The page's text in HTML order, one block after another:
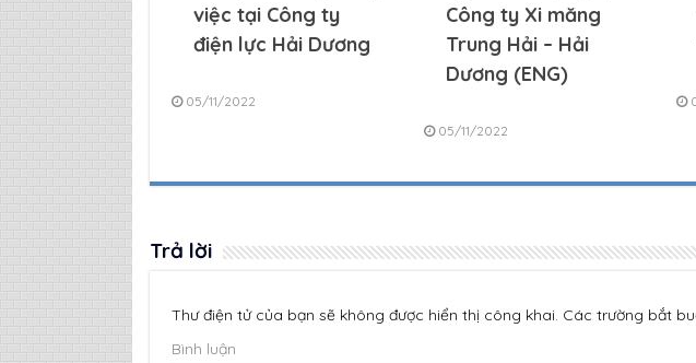
việc tại Công ty
điện lực Hải Dương
05/11/2022
Công ty Xi măng
Trung Hải – Hải
Dương (ENG)
05/11/2022
Trả lời
Thư điện tử của bạn sẽ không được hiển thị công khai. Các trường bắt
Bình luận